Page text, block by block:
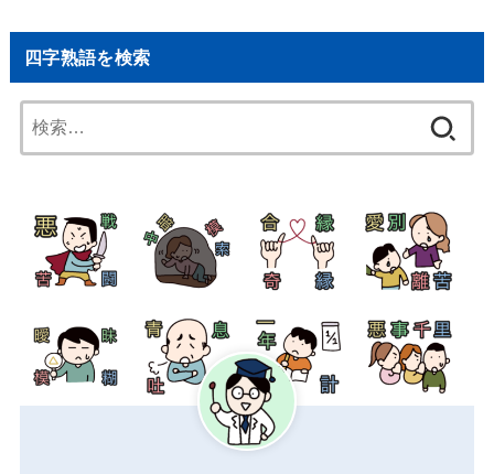
四字熟語を検索
索: